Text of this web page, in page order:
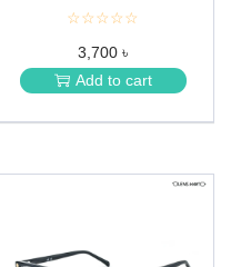
☆☆☆☆☆
★
★
★
★
3,700 ৳
Add to cart